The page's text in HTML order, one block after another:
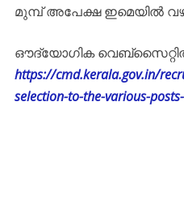
മുമ്പ് അപേക്ഷ ഇമെയിൽ വഴി
ഔദ്യോഗിക വെബ്സൈറ്റിൽ
https://cmd.kerala.gov.in/
selection-to-the-various-